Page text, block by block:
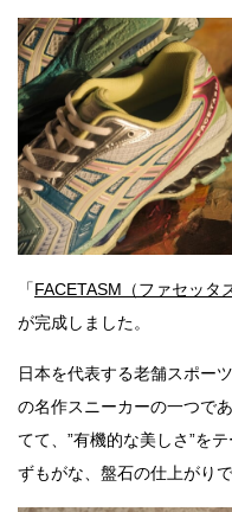
「FACETASM（ファセッタ
が完成しました。
日本を代表する老舗スポー
の名作スニーカーの一つで
てて、”有機的な美しさ”を
ずもがな、盤石の仕上がりで